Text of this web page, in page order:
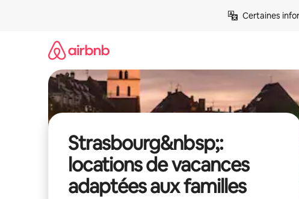
Certaines
Strasbourg&nbsp;:
locations de vacances
adaptées aux familles